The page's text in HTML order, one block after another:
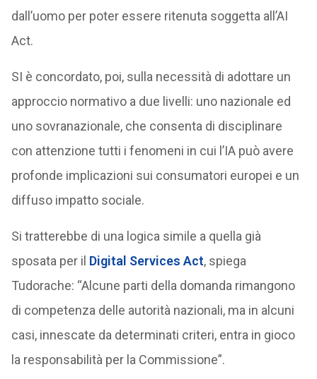
dall’uomo per poter essere ritenuta soggetta all’AI
Act.
SI è concordato, poi, sulla necessità di adottare un
approccio normativo a due livelli: uno nazionale ed
uno sovranazionale, che consenta di disciplinare
con attenzione tutti i fenomeni in cui l’IA può avere
profonde implicazioni sui consumatori europei e un
diffuso impatto sociale.
Si tratterebbe di una logica simile a quella già
sposata per il Digital Services Act, spiega
Tudorache: “Alcune parti della domanda rimangono
di competenza delle autorità nazionali, ma in alcuni
casi, innescate da determinati criteri, entra in gioco
la responsabilità per la Commissione”.